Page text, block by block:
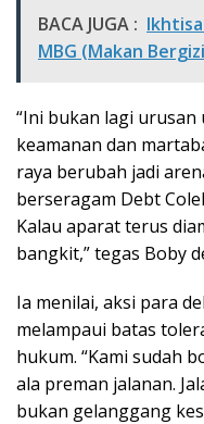
BACA JUGA :
MBG (Makan
“Ini bukan lagi
keamanan dan
raya berubah jadi
berseragam Debt
Kalau aparat terus
bangkit,” tegas Boby
Ia menilai, aksi para
melampaui batas
hukum. “Kami sudah
ala preman jalanan.
bukan gelanggang